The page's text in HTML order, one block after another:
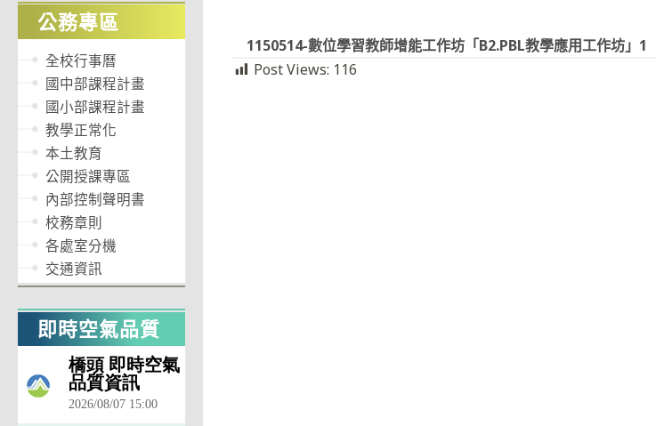
1150514-數位學習教師增能工作坊「B2.PBL教學應用工作坊」1
Post Views: 116
公務專區
全校行事曆
國中部課程計畫
國小部課程計畫
教學正常化
本土教育
公開授課專區
內部控制聲明書
校務章則
各處室分機
交通資訊
即時空氣品質